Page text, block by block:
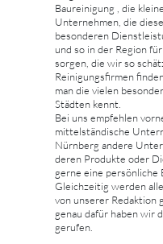
Baureinigung , die
Unternehmen, die
besonderen
und so in der Region
sorgen, die wir so
Reinigungsfirmen
man die vielen
Städten kennt.
Bei uns empfehlen
mittelständische
Nürnberg andere
deren Produkte oder
gerne eine persönliche
Gleichzeitig werden
von unserer Redaktion
genau dafür haben wir
gerufen.